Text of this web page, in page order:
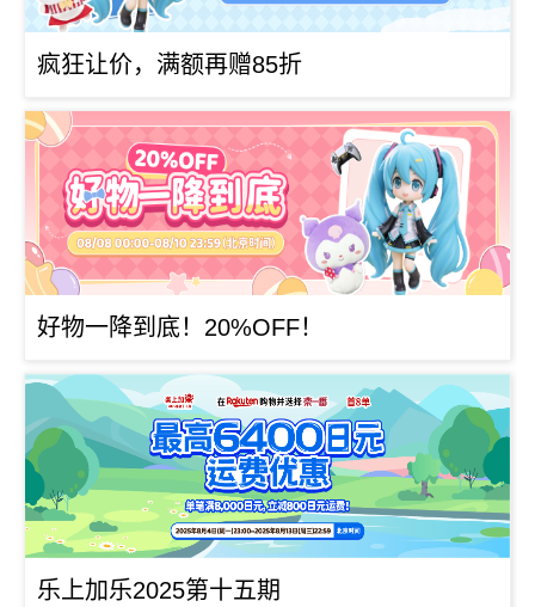
疯狂让价，满额再赠85折
好物一降到底！20%OFF！
乐上加乐2025第十五期